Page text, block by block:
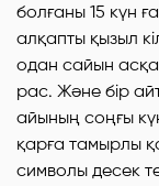
болғаны 15 күн
алқапты қызыл
одан сайын
рас. Және бір
айының соңғы
қарға тамырлы
символы десек